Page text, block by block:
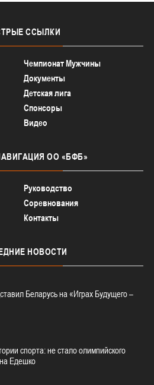
ССЫЛКИ
Чемпионат Мужчины
Документы
Детская лига
Спонсоры
Видео
ОО «БФБ»
Руководство
Соревнования
Контакты
НОВОСТИ
Беларусь на «Играх Будущего –
спорта: не стало олимпийского
Едешко